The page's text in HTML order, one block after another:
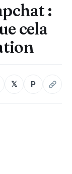
:
cela
𝕏 P